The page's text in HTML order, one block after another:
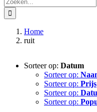
naar:
Home
ruit
Sorteer op: Datum
Sorteer op:
Sorteer op: Prijs
Sorteer op:
Sorteer op: